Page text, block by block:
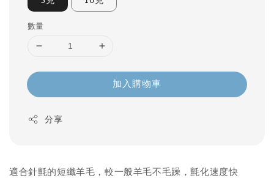
數量
加入購物車
分享
適合針氈的短纖羊毛，較一般羊毛不毛躁，氈化速度快